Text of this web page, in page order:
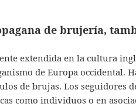
de brujería,
extendida en la cultura
de Europa occidental.
de brujas. Los seguidores
como individuos o en